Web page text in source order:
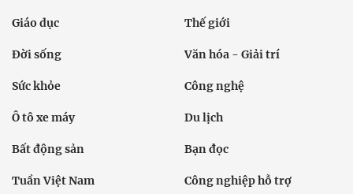
Giáo dục Thế giới
Đời sống Văn hóa - Giải trí
Sức khỏe Công nghệ
Ô tô xe máy Du lịch
Bất động sản Bạn đọc
Tuần Việt Nam Công nghiệp hỗ trợ